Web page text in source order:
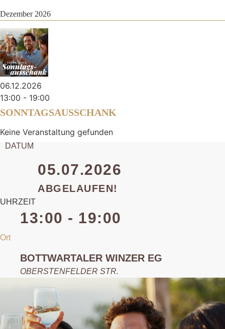
Dezember 2026
06.12.2026
13:00 - 19:00
SONNTAGSAUSSCHANK
Keine Veranstaltung gefunden
DATUM
05.07.2026
ABGELAUFEN!
UHRZEIT
13:00 - 19:00
Ort
BOTTWARTALER WINZER EG
OBERSTENFELDER STR.